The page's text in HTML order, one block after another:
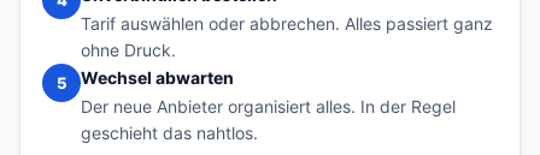
Tarif auswählen oder abbrechen. Alles passiert ganz
ohne Druck.
5
Wechsel abwarten
Der neue Anbieter organisiert alles. In der Regel
geschieht das nahtlos.